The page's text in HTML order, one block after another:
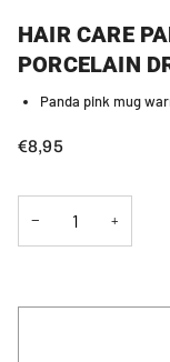
HAIR CARE
PORCELAIN
Panda pink mug
€8,95
− +